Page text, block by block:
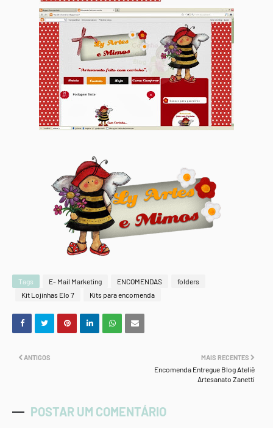
Tags E- Mail Marketing ENCOMENDAS
folders
Kit Lojinhas Elo 7
Kits para encomenda
MAIS RECENTES
Encomenda Entregue Blog Ateliê
Artesanato Zanetti
ANTIGOS
POSTAR UM COMENTÁRIO